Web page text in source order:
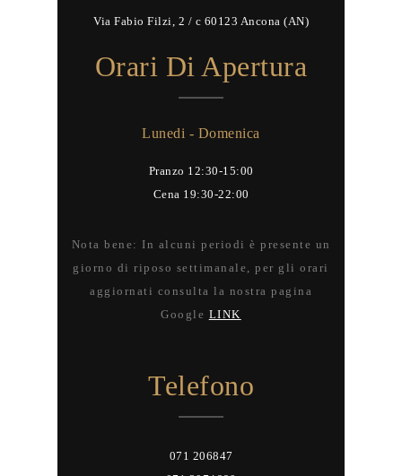
Via Fabio Filzi, 2 / c 60123 Ancona (AN)
Orari Di Apertura
Lunedi - Domenica
Pranzo 12:30-15:00
Cena 19:30-22:00
Nota bene: In alcuni periodi è presente un
giorno di riposo settimanale, per gli orari
aggiornati consulta la nostra pagina
Google LINK
Telefono
071 206847